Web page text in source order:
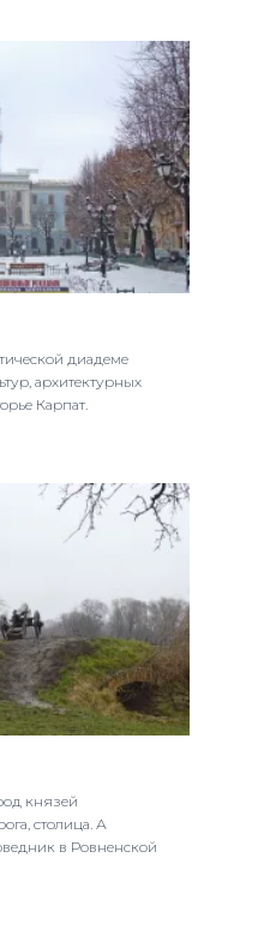
диадеме
архитектурных
Карпат.
князей
столица. А
в Ровненской